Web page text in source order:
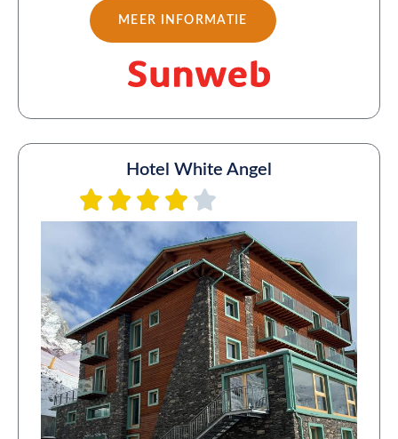
MEER INFORMATIE
Hotel White Angel